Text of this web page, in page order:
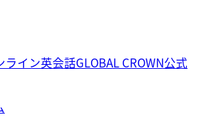
イン英会話GLOBAL CROWN公式